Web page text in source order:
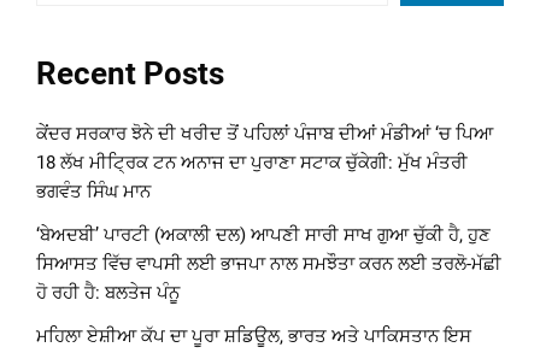
Recent Posts
ਕੇਂਦਰ ਸਰਕਾਰ ਝੋਨੇ ਦੀ ਖਰੀਦ ਤੋਂ ਪਹਿਲਾਂ ਪੰਜਾਬ ਦੀਆਂ ਮੰਡੀਆਂ ‘ਚ ਪਿਆ
18 ਲੱਖ ਮੀਟ੍ਰਿਕ ਟਨ ਅਨਾਜ ਦਾ ਪੁਰਾਣਾ ਸਟਾਕ ਚੁੱਕੇਗੀ: ਮੁੱਖ ਮੰਤਰੀ
ਭਗਵੰਤ ਸਿੰਘ ਮਾਨ
‘ਬੇਅਦਬੀ’ ਪਾਰਟੀ (ਅਕਾਲੀ ਦਲ) ਆਪਣੀ ਸਾਰੀ ਸਾਖ ਗੁਆ ਚੁੱਕੀ ਹੈ, ਹੁਣ
ਸਿਆਸਤ ਵਿੱਚ ਵਾਪਸੀ ਲਈ ਭਾਜਪਾ ਨਾਲ ਸਮਝੌਤਾ ਕਰਨ ਲਈ ਤਰਲੋ-ਮੱਛੀ
ਹੋ ਰਹੀ ਹੈ: ਬਲਤੇਜ ਪੰਨੂ
ਮਹਿਲਾ ਏਸ਼ੀਆ ਕੱਪ ਦਾ ਪੂਰਾ ਸ਼ਡਿਊਲ, ਭਾਰਤ ਅਤੇ ਪਾਕਿਸਤਾਨ ਇਸ